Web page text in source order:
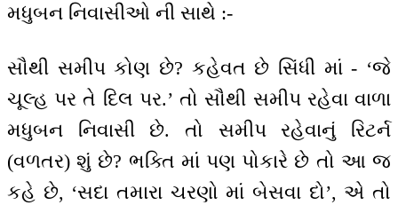
મધુબન નિવાસીઓ ની સાથે :-
સૌથી સમીપ કોણ છે? કહેવત છે સિંધી માં - ‘જે
ચૂલ્હ પર તે દિલ પર.’ તો સૌથી સમીપ રહેવા વાળા
મધુબન નિવાસી છે. તો સમીપ રહેવાનું રિટર્ન
(વળતર) શું છે? ભક્તિ માં પણ પોકારે છે તો આ જ
કહે છે, ‘સદા તમારા ચરણો માં બેસવા દો’, એ તો